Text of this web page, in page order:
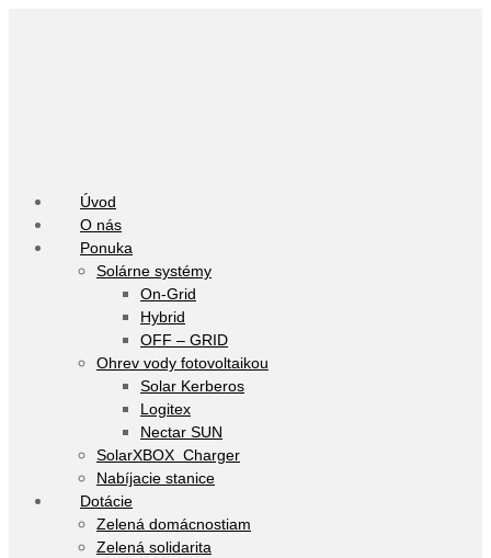
Úvod
O nás
Ponuka
Solárne systémy
On-Grid
Hybrid
OFF – GRID
Ohrev vody fotovoltaikou
Solar Kerberos
Logitex
Nectar SUN
SolarXBOX Charger
Nabíjacie stanice
Dotácie
Zelená domácnostiam
Zelená solidarita